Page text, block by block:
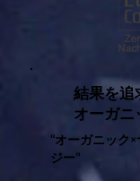
結果を追
オーガニ
“オーガニック
ジー”